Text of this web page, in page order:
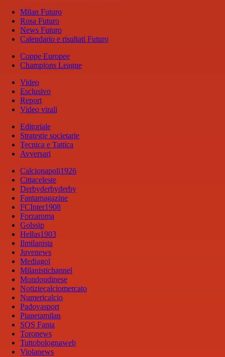
Milan Futuro
Rosa Futuro
News Futuro
Calendario e risultati Futuro
Coppe Europee
Champions League
Video
Esclusivo
Report
Video virali
Editoriale
Strategie societarie
Tecnica e Tattica
Avversari
Calcionapoli1926
Cittaceleste
Derbyderbyderby
Fantamagazine
FCInter1908
Forzaroma
Golssip
Hellas1903
Ilmilanista
Juvenews
Mediagol
Milanistichannel
Mondoudinese
Notiziecalciomercato
Numericalcio
Padovasport
Pianetamilan
SOS Fanta
Toronews
Tuttobolognaweb
Violanews